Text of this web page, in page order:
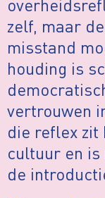
zelf, maar
misstand
houding is
vertrouwen
die reflex zit
cultuur en is
de